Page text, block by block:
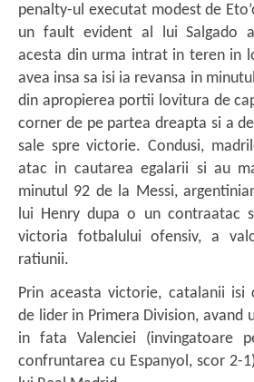
penalty-ul executat modest de
un fault evident al lui Salgado
acesta din urma intrat in teren in
avea insa sa isi ia revansa in
din apropierea portii lovitura de
corner de pe partea dreapta si a
sale spre victorie. Condusi,
atac in cautarea egalarii si au
minutul 92 de la Messi,
lui Henry dupa o un contraatac
victoria fotbalului ofensiv, a
ratiunii.
Prin aceasta victorie, catalanii isi
de lider in Primera Division, avand
in fata Valenciei (invingatoare
confruntarea cu Espanyol, scor 2-